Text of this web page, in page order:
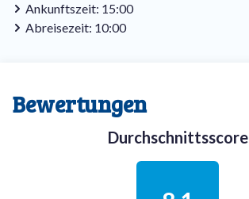
Ankunftszeit: 15:00
Abreisezeit: 10:00
Bewertungen
Durchschnittsscore